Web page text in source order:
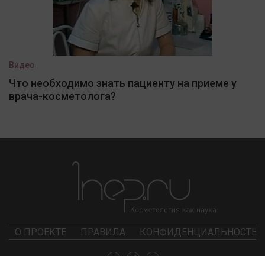
Видео
Что необходимо знать пациенту на приеме у
врача-косметолога?
О ПРОЕКТЕ ПРАВИЛА КОНФИДЕНЦИАЛЬНОСТЬ